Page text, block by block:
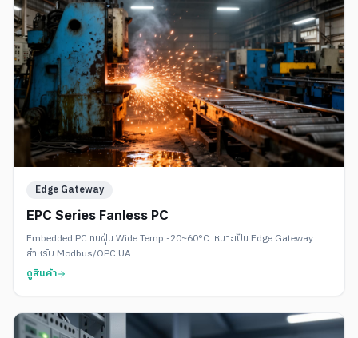
Edge Gateway
EPC Series Fanless PC
Embedded PC ทนฝุ่น Wide Temp -20~60°C เหมาะเป็น Edge Gateway
สำหรับ Modbus/OPC UA
ดูสินค้า